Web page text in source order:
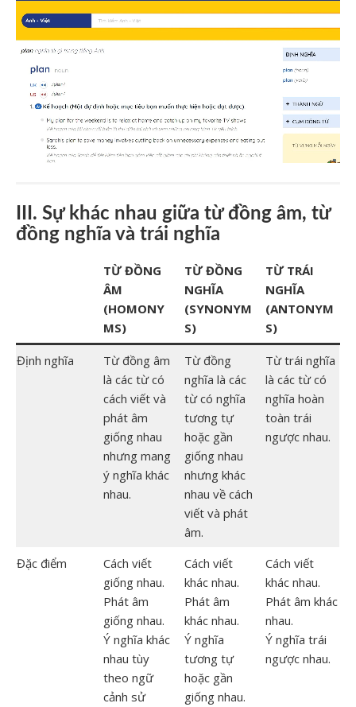
III. Sự khác nhau giữa từ đồng âm, từ
đồng nghĩa và trái nghĩa
TỪ ĐỒNG
ÂM
(HOMONY
MS)
TỪ ĐỒNG
NGHĨA
(SYNONYM
S)
TỪ TRÁI
NGHĨA
(ANTONYM
S)
Định nghĩa
Từ đồng âm
là các từ có
cách viết và
phát âm
giống nhau
nhưng mang
ý nghĩa khác
nhau.
Từ đồng
nghĩa là các
từ có nghĩa
tương tự
hoặc gần
giống nhau
nhưng khác
nhau về cách
viết và phát
âm.
Từ trái nghĩa
là các từ có
nghĩa hoàn
toàn trái
ngược nhau.
Đặc điểm
Cách viết
giống nhau.
Phát âm
giống nhau.
Ý nghĩa khác
nhau tùy
theo ngữ
cảnh sử
Cách viết
khác nhau.
Phát âm
khác nhau.
Ý nghĩa
tương tự
hoặc gần
giống nhau.
Cách viết
khác nhau.
Phát âm khác
nhau.
Ý nghĩa trái
ngược nhau.